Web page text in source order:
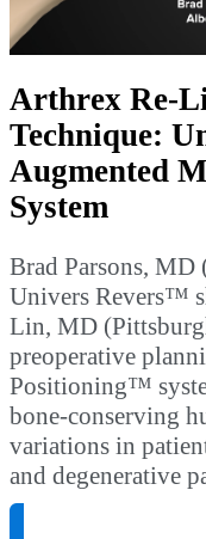
Arthrex Re-
Technique:
Augmented
System
Brad Parsons, MD
Univers Revers™
Lin, MD
preoperative
Positioning™
bone-conserving
variations in
and degenerative